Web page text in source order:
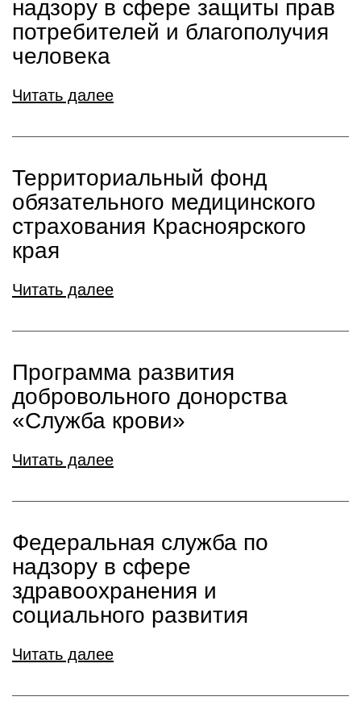
надзору в сфере защиты прав
потребителей и благополучия
человека
Читать далее
Территориальный фонд
обязательного медицинского
страхования Красноярского
края
Читать далее
Программа развития
добровольного донорства
«Служба крови»
Читать далее
Федеральная служба по
надзору в сфере
здравоохранения и
социального развития
Читать далее